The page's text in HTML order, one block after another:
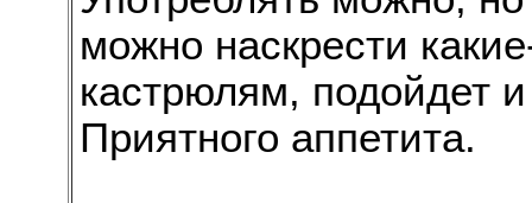
можно наскрести
кастрюлям, подойдет
Приятного аппетита.